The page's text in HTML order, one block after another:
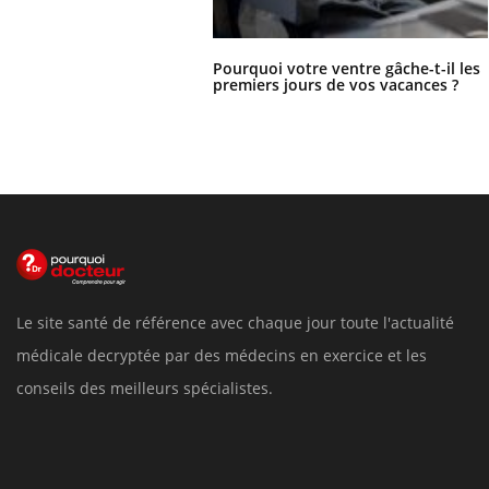
Pourquoi votre ventre gâche-t-il les
premiers jours de vos vacances ?
Le site santé de référence avec chaque jour toute l'actualité
médicale decryptée par des médecins en exercice et les
conseils des meilleurs spécialistes.